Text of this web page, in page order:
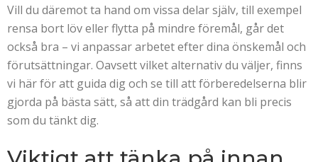
Vill du däremot ta hand om vissa delar själv, till exempel
rensa bort löv eller flytta på mindre föremål, går det
också bra – vi anpassar arbetet efter dina önskemål och
förutsättningar. Oavsett vilket alternativ du väljer, finns
vi här för att guida dig och se till att förberedelserna blir
gjorda på bästa sätt, så att din trädgård kan bli precis
som du tänkt dig.